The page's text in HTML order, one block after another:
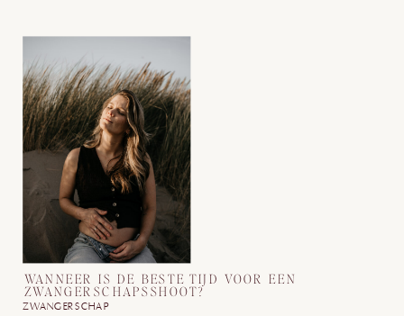
WANNEER IS DE BESTE TIJD VOOR EEN
ZWANGERSCHAPSSHOOT?
ZWANGERSCHAP